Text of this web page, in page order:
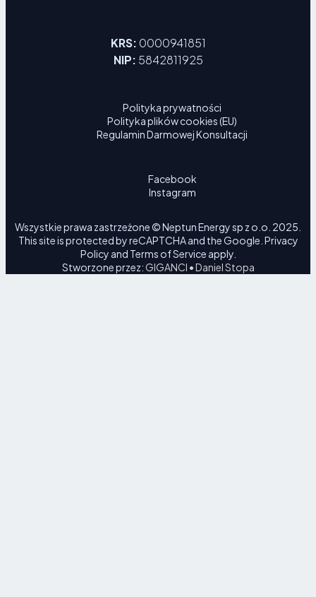
KRS: 0000941851
NIP: 5842811925
Polityka prywatności
Polityka plików cookies (EU)
Regulamin Darmowej Konsultacji
Facebook
Instagram
Wszystkie prawa zastrzeżone © Neptun Energy sp z o.o. 2025.
This site is protected by reCAPTCHA and the Google. Privacy
Policy and Terms of Service apply.
Stworzone przez:GIGANCI • Daniel Stopa